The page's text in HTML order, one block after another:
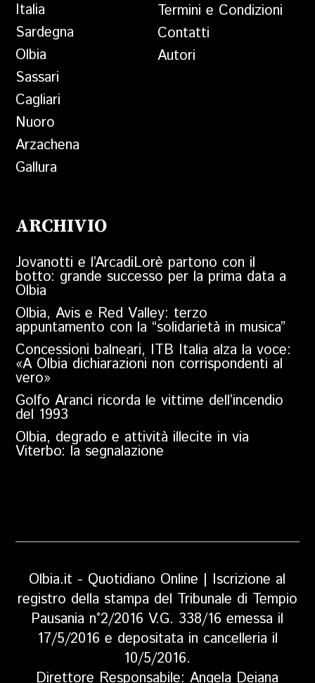
Italia
Sardegna
Olbia
Sassari
Cagliari
Nuoro
Arzachena
Gallura
Termini e Condizioni
Contatti
Autori
ARCHIVIO
Jovanotti e l’ArcadiLorè partono con il
botto: grande successo per la prima data a
Olbia
Olbia, Avis e Red Valley: terzo
appuntamento con la “solidarietà in musica”
Concessioni balneari, ITB Italia alza la voce:
«A Olbia dichiarazioni non corrispondenti al
vero»
Golfo Aranci ricorda le vittime dell’incendio
del 1993
Olbia, degrado e attività illecite in via
Viterbo: la segnalazione
Olbia.it - Quotidiano Online | Iscrizione al
registro della stampa del Tribunale di Tempio
Pausania n°2/2016 V.G. 338/16 emessa il
17/5/2016 e depositata in cancelleria il
10/5/2016.
Direttore Responsabile: Angela Deiana